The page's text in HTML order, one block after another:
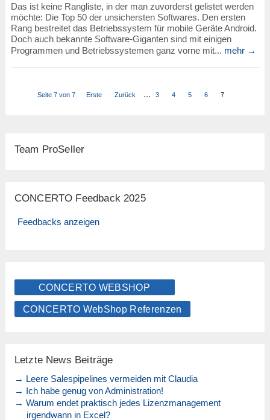
Das ist keine Rangliste, in der man zuvorderst gelistet werden
möchte: Die Top 50 der unsichersten Softwares. Den ersten
Rang bestreitet das Betriebssystem für mobile Geräte Android.
Doch auch bekannte Software-Giganten sind mit einigen
Programmen und Betriebssystemen ganz vorne mit... mehr →
Seite 7 von 7 Erste Zurück ... 3 4 5 6 7
Team ProSeller
CONCERTO Feedback 2025
Feedbacks anzeigen
CONCERTO WEBSHOP
CONCERTO WebShop Referenzen
Letzte News Beiträge
→ Leere Salespipelines vermeiden mit Claudia
→ Ich habe genug von Administration!
→ Warum endet praktisch jedes Lizenzmanagement
irgendwann in Excel?